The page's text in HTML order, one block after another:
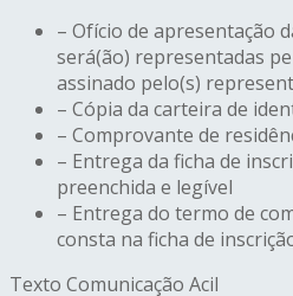
– Ofício de apresentação
será(ão) representadas
assinado pelo(s)
– Cópia da carteira de
– Comprovante de
– Entrega da ficha de
preenchida e legível
– Entrega do termo de
consta na ficha de
Texto Comunicação Acil